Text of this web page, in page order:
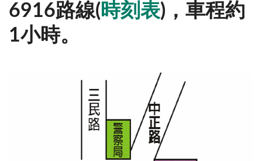
6916路線(時刻表)，車程約
1小時。